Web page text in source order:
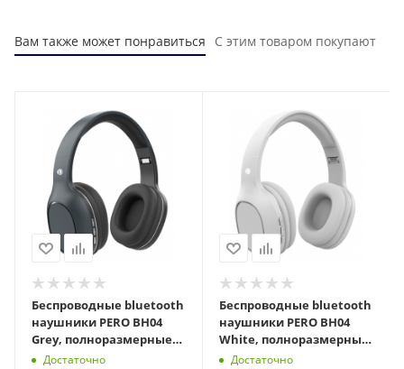
Вам также может понравиться С этим товаром покупают
Беспроводные bluetooth
наушники PERO BH04
Grey, полноразмерные
PWH-BH04GR
Достаточно
Беспроводные bluetooth
наушники PERO BH04
White, полноразмерные
PWH-BH04W
Достаточно